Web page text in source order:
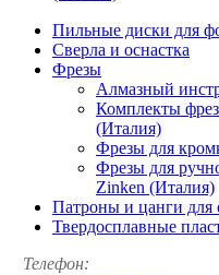
Пильные диски для
Сверла и оснастка
Фрезы
Алмазный
Комплекты
(Италия)
Фрезы для
Фрезы для
Zinken (Италия)
Патроны и цанги
Твердосплавные
Телефон: